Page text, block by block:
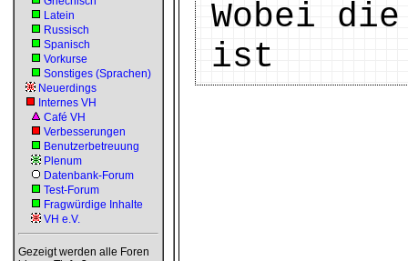
Latein
Russisch
Spanisch
Vorkurse
Sonstiges (Sprachen)
Neuerdings
Internes VH
Café VH
Verbesserungen
Benutzerbetreuung
Plenum
Datenbank-Forum
Test-Forum
Fragwürdige Inhalte
VH e.V.
Gezeigt werden alle Foren
Wobei die
ist